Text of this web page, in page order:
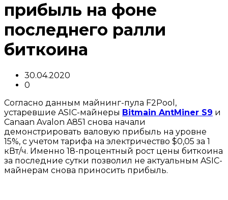
прибыль на фоне
последнего ралли
биткоина
30.04.2020
0
Согласно данным майнинг-пула F2Pool,
устаревшие ASIC-майнеры Bitmain AntMiner S9 и
Canaan Avalon A851 снова начали
демонстрировать валовую прибыль на уровне
15%, с учетом тарифа на электричество $0,05 за 1
кВт/ч. Именно 18-процентный рост цены биткоина
за последние сутки позволил не актуальным ASIC-
майнерам снова приносить прибыль.